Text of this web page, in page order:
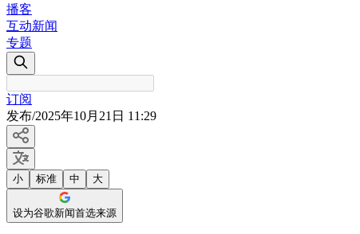
播客
互动新闻
专题
订阅
发布/2025年10月21日 11:29
小 标准 中 大
设为谷歌新闻首选来源